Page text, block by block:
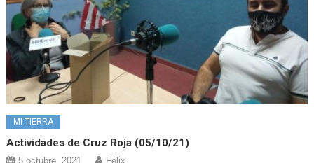
MI TIERRA
Actividades de Cruz Roja (05/10/21)
5 octubre, 2021 Félix